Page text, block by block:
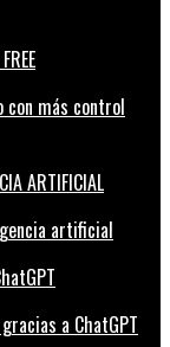
con más control
artificial
a ChatGPT